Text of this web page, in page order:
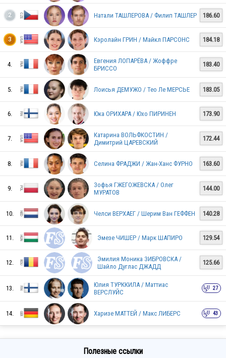
FRA
ITA
ITA
EST
SVK
USA
POL
ITA
2 Натали ТАШЛЕРОВА / Филип ТАШЛЕР 186.60
3 Кэролайн ГРИН / Майкл ПАРСОНС 184.18
4.
Евгения ЛОПАРЁВА / Жоффре
БРИССО
183.40
5. Лоисья ДЕМУЖО / Тео Ле МЕРСЬЕ 183.05
6. Юка ОРИХАРА / Юхо ПИРИНЕН 173.90
7.
Катарина ВОЛЬФКОСТИН /
Димитрий ЦАРЕВСКИЙ
172.44
8. Селина ФРАДЖИ / Жан-Ханс ФУРНО 163.60
9.
Зофья ГЖЕГОЖЕВСКА / Олег
МУРАТОВ
144.00
10. Челси ВЕРХАЕГ / Шерим Ван ГЕФФЕН 140.28
11. Эмезе ЧИШЕР / Марк ШАПИРО 129.54
12.
Эмилия Моника ЗИБРОВСКА /
Шайло Дуглас ДЖАДД
125.66
13.
Юлия ТУРККИЛА / Маттиас
ВЕРСЛУЙС
27
14. Харизе МАТТЕЙ / Макс ЛИБЕРС 43
Полезные ссылки